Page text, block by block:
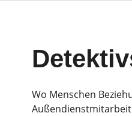
Wo Menschen